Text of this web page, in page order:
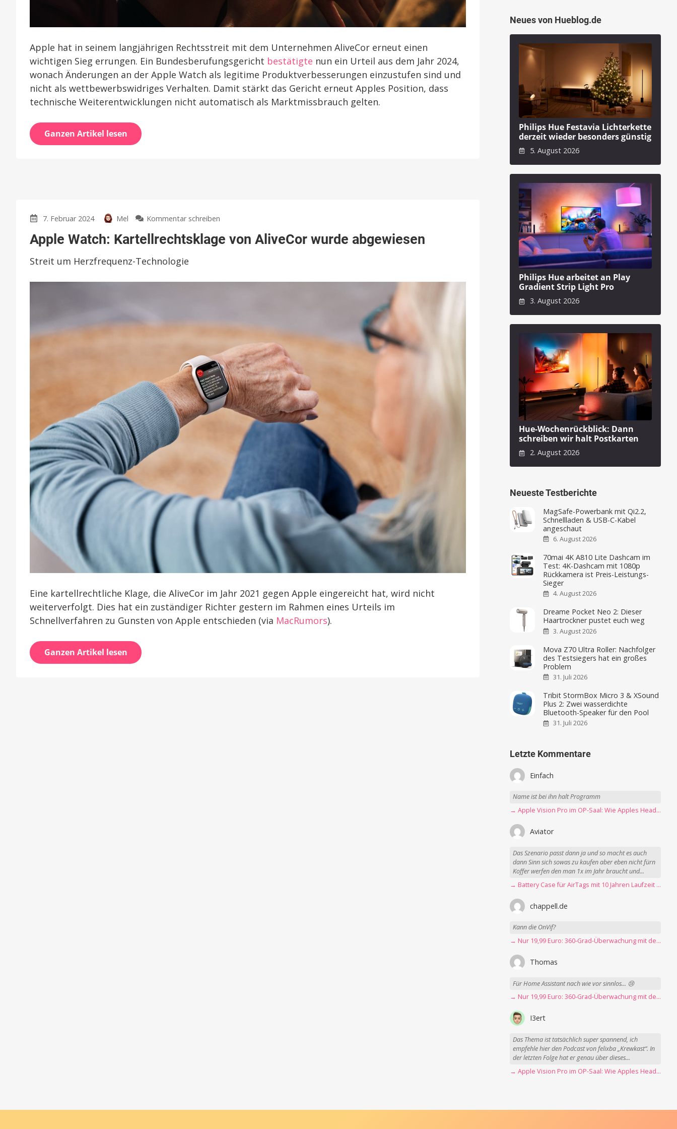
Apple hat in seinem langjährigen Rechtsstreit mit dem Unternehmen AliveCor erneut einen
wichtigen Sieg errungen. Ein Bundesberufungsgericht bestätigte nun ein Urteil aus dem Jahr 2024,
wonach Änderungen an der Apple Watch als legitime Produktverbesserungen einzustufen sind und
nicht als wettbewerbswidriges Verhalten. Damit stärkt das Gericht erneut Apples Position, dass
technische Weiterentwicklungen nicht automatisch als Marktmissbrauch gelten.
Ganzen Artikel lesen
7. Februar 2024 Mel Kommentar schreiben
Watch:
wurde
Apple Watch: Kartellrechtsklage von AliveCor wurde abgewiesen
Streit um Herzfrequenz-Technologie
Eine kartellrechtliche Klage, die AliveCor im Jahr 2021 gegen Apple eingereicht hat, wird nicht
weiterverfolgt. Dies hat ein zuständiger Richter gestern im Rahmen eines Urteils im
Schnellverfahren zu Gunsten von Apple entschieden (via MacRumors).
Ganzen Artikel lesen
Neues von Hueblog.de
Philips Hue Festavia Lichterkette
derzeit wieder besonders günstig
5. August 2026
Philips Hue arbeitet an Play
Gradient Strip Light Pro
3. August 2026
Hue-Wochenrückblick: Dann
schreiben wir halt Postkarten
2. August 2026
Neueste Testberichte
MagSafe-Powerbank mit Qi2.2,
Schnellladen & USB-C-Kabel
angeschaut
6. August 2026
70mai 4K A810 Lite Dashcam im
Test: 4K-Dashcam mit 1080p
Rückkamera ist Preis-Leistungs-
Sieger
4. August 2026
Dreame Pocket Neo 2: Dieser
Haartrockner pustet euch weg
3. August 2026
Mova Z70 Ultra Roller: Nachfolger
des Testsiegers hat ein großes
Problem
31. Juli 2026
Tribit StormBox Micro 3 & XSound
Plus 2: Zwei wasserdichte
Bluetooth-Speaker für den Pool
31. Juli 2026
Letzte Kommentare
Einfach
Name ist bei ihn halt Programm
→ Apple Vision Pro im OP-Saal: Wie Apples Headset Operationen beschleunigt
Aviator
Das Szenario passt dann ja und so macht es auch
dann Sinn sich sowas zu kaufen aber eben nicht fürn
Koffer werfen den man 1x im Jahr braucht und...
→ Battery Case für AirTags mit 10 Jahren Laufzeit jetzt nur 12,89 Euro
chappell.de
Kann die OnVif?
→ Nur 19,99 Euro: 360-Grad-Überwachung mit der Blink Mini Pan-Tilt Kamera
Thomas
Für Home Assistant nach wie vor sinnlos... 😢
→ Nur 19,99 Euro: 360-Grad-Überwachung mit der Blink Mini Pan-Tilt Kamera
I3ert
Das Thema ist tatsächlich super spannend, ich
empfehle hier den Podcast von felixba „Krewkast“. In
der letzten Folge hat er genau über dieses...
→ Apple Vision Pro im OP-Saal: Wie Apples Headset Operationen beschleunigt